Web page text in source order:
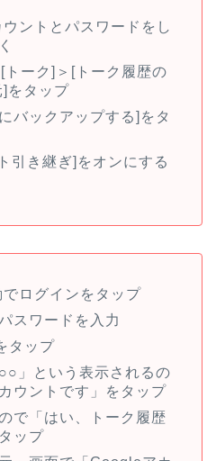
ントとパスワードをし
[トーク]＞[トーク履歴の
]をタップ
バックアップする]をタ
引き継ぎ]をオンにする
ログインをタップ
スワードを入力
タップ
」という表示されるの
ウントです」をタップ
で「はい、トーク履歴
ップ